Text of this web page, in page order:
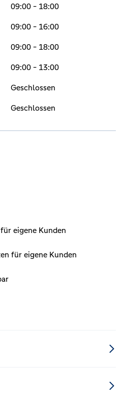
09:00 - 18:00
09:00 - 16:00
09:00 - 18:00
09:00 - 13:00
Geschlossen
Geschlossen
eigene Kunden
für eigene Kunden